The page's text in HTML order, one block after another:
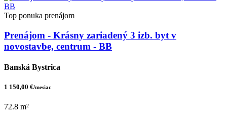
Top ponuka prenájom
Prenájom - Krásny zariadený 3 izb. byt v
novostavbe, centrum - BB
Banská Bystrica
1 150,00 €/mesiac
72.8 m²